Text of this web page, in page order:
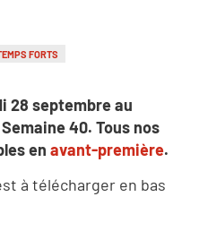
FORTS
28 septembre au
40. Tous nos
en avant-première.
à télécharger en bas